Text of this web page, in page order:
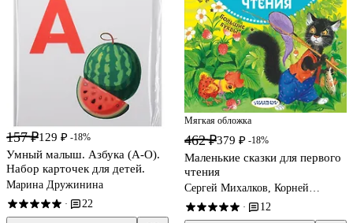
157 ₽129 ₽ -18%
Умный малыш. Азбука (А-О).
Набор карточек для детей.
Марина Дружинина
· 22
Мягкая обложка
462 ₽379 ₽ -18%
Маленькие сказки для первого
чтения
Сергей Михалков, Корней
Чуковский
· 12